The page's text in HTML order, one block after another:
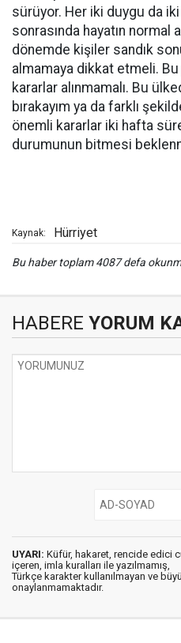
sürüyor. Her iki duygu da
sonrasında hayatın normal
dönemde kişiler sandık
almamaya dikkat etmeli.
kararlar alınmamalı. Bu
bırakayım ya da farklı
önemli kararlar iki hafta
durumunun bitmesi
Kaynak: Hürriyet
Bu haber toplam 4087 defa
HABERE YORUM
UYARI: Küfür, hakaret, rencide edici
içeren, imla kuralları ile yazılmamış,
Türkçe karakter kullanılmayan ve
onaylanmamaktadır.